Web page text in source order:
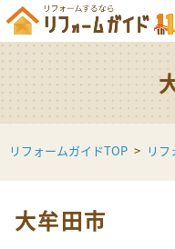
リフォームガイドTOP リ
大牟田市